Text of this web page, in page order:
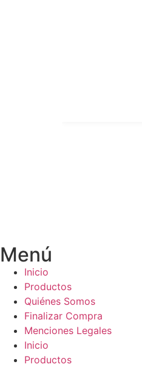
Menú
Inicio
Productos
Quiénes Somos
Finalizar Compra
Menciones Legales
Inicio
Productos